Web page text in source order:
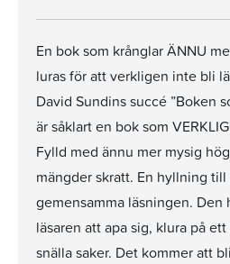
En bok som krånglar ÄNNU
luras för att verkligen inte bli
David Sundins succé ”Boken
är såklart en bok som
Fylld med ännu mer mysig
mängder skratt. En hyllning
gemensamma läsningen. Den
läsaren att apa sig, klura på
snälla saker. Det kommer att